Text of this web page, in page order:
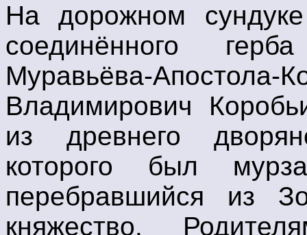
На дорожном
соединённого
Муравьёва-
Владимирович
из древнего
которого был
перебравшийся из
княжество.